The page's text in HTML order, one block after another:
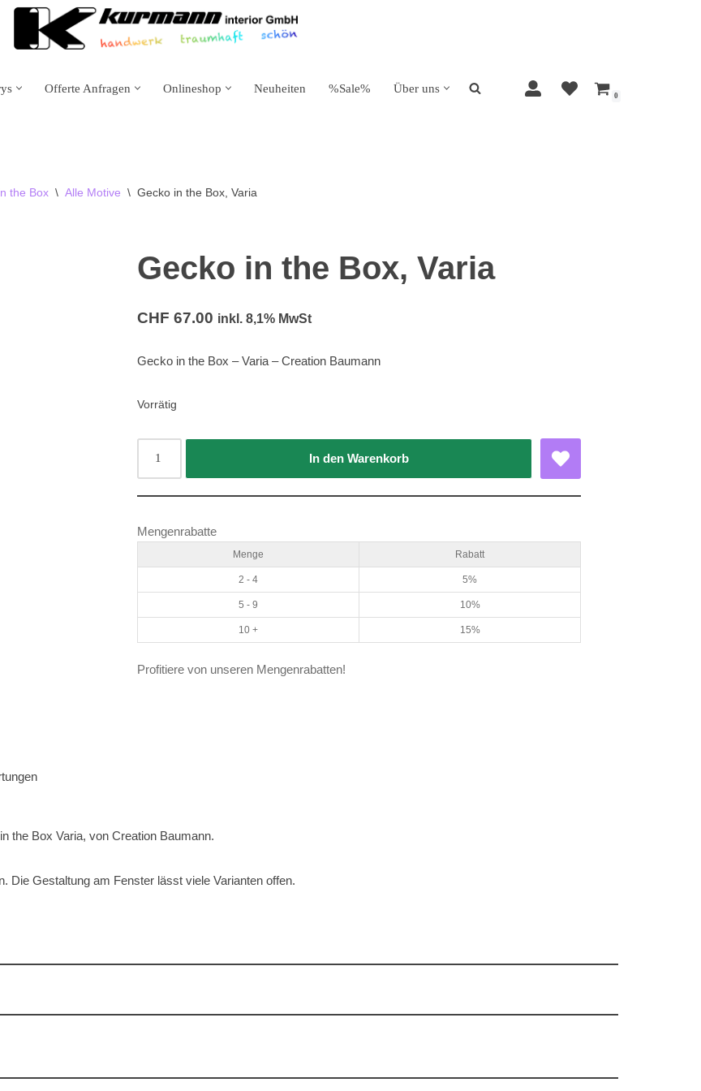
Offerte Anfragen Onlineshop Neuheiten %Sale% Über uns
0
the Box \ Alle Motive \ Gecko in the Box, Varia
Versand!Gecko in the Box, Varia
CHF 67.00 inkl. 8,1% MwSt
Gecko in the Box – Varia – Creation Baumann
Vorrätig
In den Warenkorb
Mengenrabatte
Menge Rabatt
2 - 4 5%
5 - 9 10%
10 + 15%
Profitiere von unseren Mengenrabatten!
the Box Varia, von Creation Baumann.
Die Gestaltung am Fenster lässt viele Varianten offen.